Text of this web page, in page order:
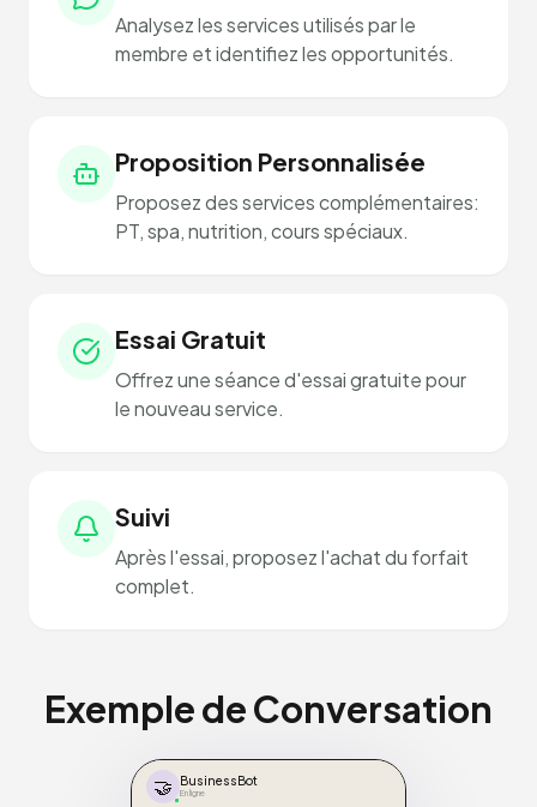
Analysez les services utilisés par le
membre et identifiez les opportunités.
Proposition Personnalisée
Proposez des services complémentaires:
PT, spa, nutrition, cours spéciaux.
Essai Gratuit
Offrez une séance d'essai gratuite pour
le nouveau service.
Suivi
Après l'essai, proposez l'achat du forfait
complet.
Exemple de Conversation
🤝 BusinessBot
En ligne